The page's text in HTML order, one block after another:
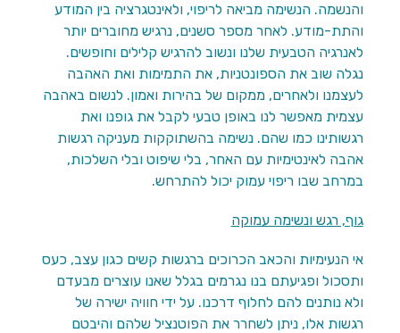
והנשמה. הנשימה מביאה לריפוי, ולאינטגרציה בין המודע
והתת-מודע. לאחר מספר סשנים, נרגיש מחוברים יותר
לאנרגיה הטבעית שלנו ונשוב להרגיש קלילים וחופשים.
נגלה שוב את הספונטניות, את התמימות ואת האהבה
לעצמנו ולאחרים, ממקום של בהירות ואמון. לנשום באהבה
עצמית מאפשר לנו באופן טבעי לקבל את גופנו ואת
רגשותינו כמו שהם. נשימה בהשתוקקות מעניקה רגשות
אהבה לאינטימיות עם האחר, בלי שיפוט ובלי השלכות,
במרחב שבו ריפוי עמוק יכול להתרחש.
גוף, רגש ונשימה עמוקה
אי הנעימיות והכאב הכרוכים ברגשות קשים כגון עצב, כעס
ותסכול ופגיעתם בנו נגרמים בגלל שאנו עוצרים מבעדם
ולא נותנים להם לחלוף דרכנו. על ידי חוויה ישירה של
רגשות אלו, ניתן לשחרר את הפוטנציל שלהם והיבטם